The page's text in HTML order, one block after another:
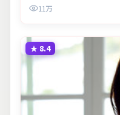
11万
★ 8.4